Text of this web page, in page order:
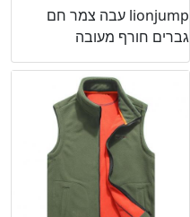
lionjump עבה צמר חם
גברים חורף מעובה